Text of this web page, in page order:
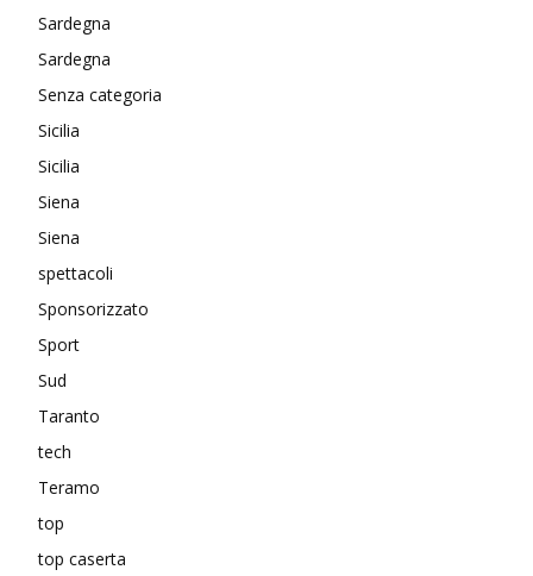
Sardegna
Sardegna
Senza categoria
Sicilia
Sicilia
Siena
Siena
spettacoli
Sponsorizzato
Sport
Sud
Taranto
tech
Teramo
top
top caserta